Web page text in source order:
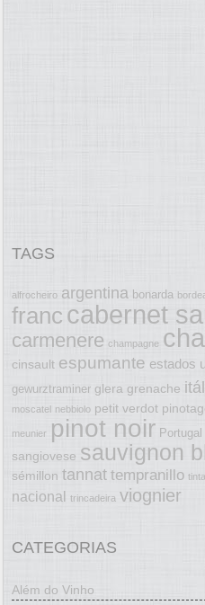
TAGS
alfrocheiro argentina bonarda
franc cabernet
carmenere champagne
cinsault espumante estados
gewurztraminer glera grenache
moscatel nebbiolo petit verdot
meunier pinot noir Portugal
sangiovese sauvignon
sémillon tannat tempranillo
nacional trincadeira viognier
CATEGORIAS
Além do Vinho